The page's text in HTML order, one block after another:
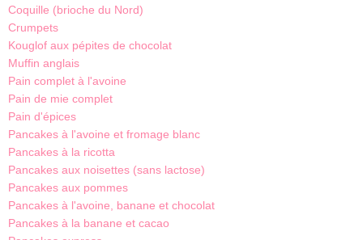
Coquille (brioche du Nord)
Crumpets
Kouglof aux pépites de chocolat
Muffin anglais
Pain complet à l'avoine
Pain de mie complet
Pain d'épices
Pancakes à l'avoine et fromage blanc
Pancakes à la ricotta
Pancakes aux noisettes (sans lactose)
Pancakes aux pommes
Pancakes à l'avoine, banane et chocolat
Pancakes à la banane et cacao